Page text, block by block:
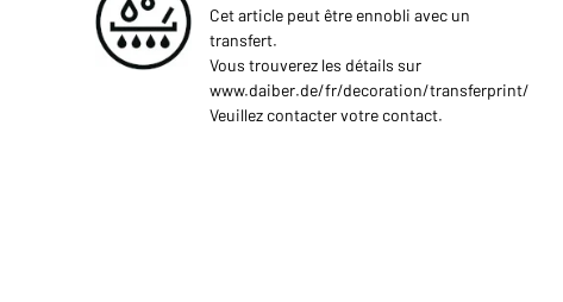
Cet article peut être ennobli avec un
transfert.
Vous trouverez les détails sur
www.daiber.de/fr/decoration/transferprint/
Veuillez contacter votre contact.